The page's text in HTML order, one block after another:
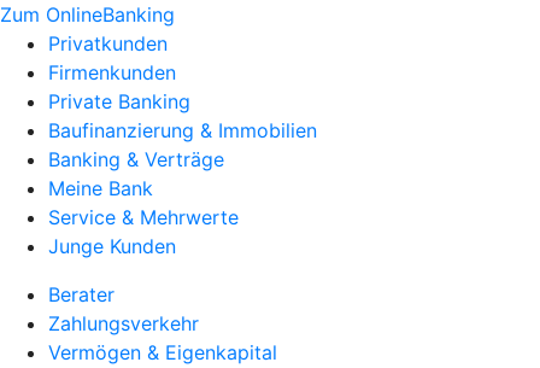
Zum OnlineBanking
Privatkunden
Firmenkunden
Private Banking
Baufinanzierung & Immobilien
Banking & Verträge
Meine Bank
Service & Mehrwerte
Junge Kunden
Berater
Zahlungsverkehr
Vermögen & Eigenkapital